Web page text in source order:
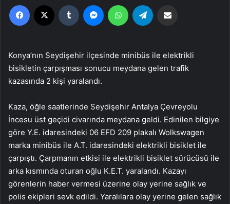
Facebook Tumblr MessengerWhatsApp
Konya’nın Seydişehir ilçesinde minibüs ile elektrikli
bisikletin çarpışması sonucu meydana gelen trafik
kazasında 2 kişi yaralandı.
Kaza, öğle saatlerinde Seydişehir Antalya Çevreyolu
İncesu üst geçidi civarında meydana geldi. Edinilen bilgiye
göre Y.E. idaresindeki 06 EFD 209 plakalı Wolkswagen
marka minibüs ile A.T. idaresindeki elektrikli bisiklet ile
çarpıştı. Çarpmanın etkisi ile elektrikli bisiklet sürücüsü ile
arka kısmında oturan oğlu K.E.T. yaralandı. Kazayı
görenlerin haber vermesi üzerine olay yerine sağlık ve
polis ekipleri sevk edildi. Yaralılara olay yerine gelen sağlık